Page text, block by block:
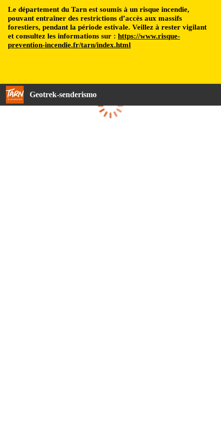
Le département du Tarn est soumis à un risque incendie,
pouvant entraîner des restrictions d’accès aux massifs
forestiers, pendant la période estivale. Veillez à rester vigilant
et consultez les informations sur : https://www.risque-
prevention-incendie.fr/tarn/index.html
Geotrek-senderismo
Cargando